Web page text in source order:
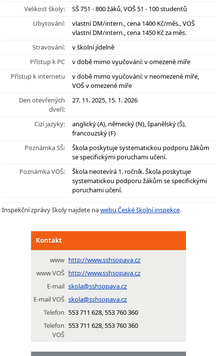
Velikost školy:
SŠ 751 - 800 žáků, VOŠ 51 - 100 studentů
Ubytování:
vlastní DM/intern., cena 1400 Kč/měs., VOŠ
vlastní DM/intern., cena 1450 Kč za měs.
Stravování:
v školní jídelně
Přístup k PC
v době mimo vyučování: v omezené míře
Přístup k internetu
v době mimo vyučování: v neomezené míře,
VOŠ v omezené míře
Den otevřených
dveří:
27. 11. 2025, 15. 1. 2026
Cizí jazyky:
anglický (A), německý (N), španělský (Š),
francouzský (F)
Poznámka SŠ:
Škola poskytuje systematickou podporu žákům
se specifickými poruchami učení.
Poznámka VOŠ:
Škola neotevírá 1. ročník. Škola poskytuje
systematickou podporu žákům se specifickými
poruchami učení.
Inspekční zprávy školy najdete nawebu České školní inspekce.
Kontakt
www http://www.sshsopava.cz
www VOŠ http://www.sshsopava.cz
E-mail skola@sshsopava.cz
E-mail VOŠ skola@sshsopava.cz
Telefon 553 711 628, 553 760 360
Telefon
VOŠ
553 711 628, 553 760 360